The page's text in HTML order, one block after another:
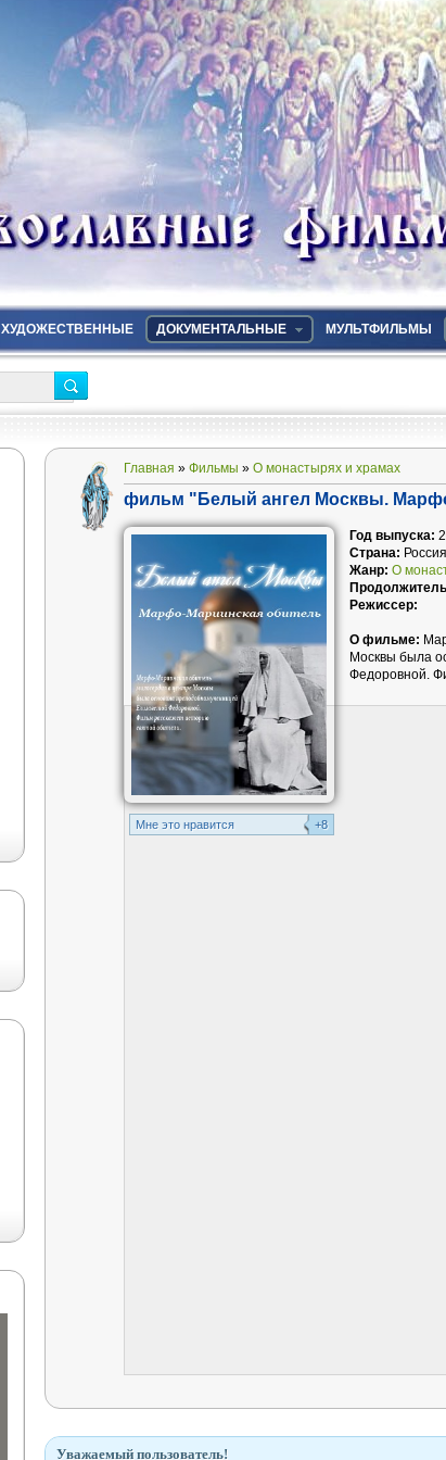
ХУДОЖЕСТВЕННЫЕ ДОКУМЕНТАЛЬНЫЕ МУЛЬТФИЛЬМЫ
Главная » Фильмы » О монастырях и храмах
фильм "Белый ангел Москвы.
Mне это нравится +8
Год выпуска:
Страна: Россия
Жанр: О
Режиссер:
О фильме:
Москвы была
Федоровной.
Уважаемый пользователь!